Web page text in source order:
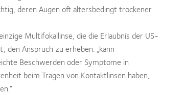
deren Augen oft altersbedingt trockener
Multifokallinse, die die Erlaubnis der US-
den Anspruch zu erheben: „kann
Beschwerden oder Symptome in
beim Tragen von Kontaktlinsen haben,